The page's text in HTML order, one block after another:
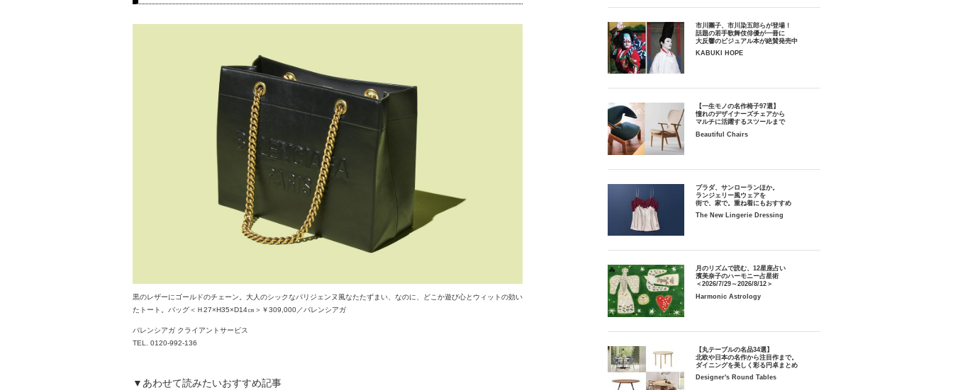
黒のレザーにゴールドのチェーン。大人のシックなパリジェンヌ風なたたずまい、なのに、どこか遊び心とウィットの効い
たトート。バッグ＜Ｈ27×H35×D14㎝＞￥309,000／バレンシアガ
バレンシアガ クライアントサービス
TEL. 0120-992-136
▼あわせて読みたいおすすめ記事
市川團子、市川染五郎らが登場！
話題の若手歌舞伎俳優が一冊に
大反響のビジュアル本が絶賛発売中
KABUKI HOPE
【一生モノの名作椅子97選】
憧れのデザイナーズチェアから
マルチに活躍するスツールまで
Beautiful Chairs
プラダ、サンローランほか。
ランジェリー風ウェアを
街で、家で。重ね着にもおすすめ
The New Lingerie Dressing
月のリズムで読む、12星座占い
濱美奈子のハーモニー占星術
＜2026/7/29～2026/8/12＞
Harmonic Astrology
【丸テーブルの名品34選】
北欧や日本の名作から注目作まで。
ダイニングを美しく彩る円卓まとめ
Designer's Round Tables